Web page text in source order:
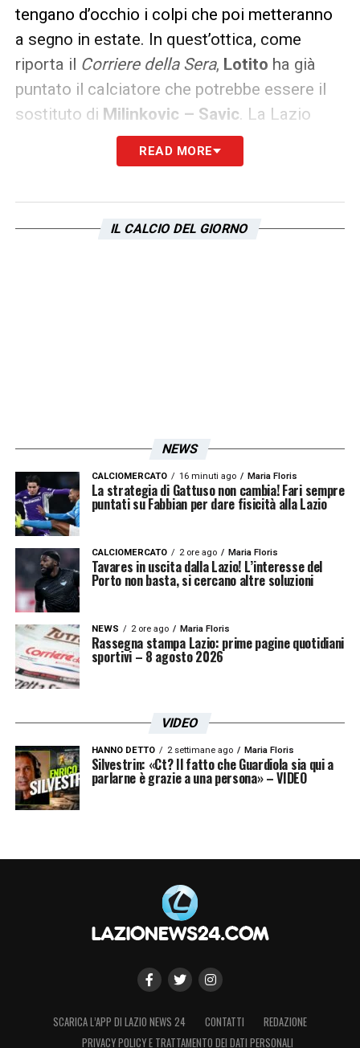
tengano d’occhio i colpi che poi metteranno
a segno in estate. In quest’ottica, come
riporta il Corriere della Sera, Lotito ha già
puntato il calciatore che potrebbe essere il
sostituto di Milinkovic – Savic. La Lazio
infatti dovrà prepararsi all’assalto di grandi
club per il serbo ma ha già l’idea di chi
questa stagione con la maglia dell’Atalanta
dovesse essere ceduto avrebbe un bel
tesoretto (intorno ai60 milioni ) da
reinvestire sul mercato e potrebbe
acquistare quindiCristante intorno ai 20,
soluzione che farebbe guadagnare 15 milioni
all’Atalanta di Percassi. Certo è che se il
centrocampista dovesse continuare su
questi ritmi per tutto il campionato ci sarà da
battere anche la concorrenza, magari di club
LA PLAYLIST DELLE NOSTRE TOP NEWS
READ MORE
IL CALCIO DEL GIORNO
NEWS
CALCIOMERCATO 16 minuti ago Maria Floris
La strategia di Gattuso non cambia! Fari sempre
puntati su Fabbian per dare fisicità alla Lazio
CALCIOMERCATO 2 ore ago Maria Floris
Tavares in uscita dalla Lazio! L’interesse del
Porto non basta, si cercano altre soluzioni
NEWS 2 ore ago Maria Floris
Rassegna stampa Lazio: prime pagine quotidiani
sportivi – 8 agosto 2026
VIDEO
HANNO DETTO 2 settimane ago Maria Floris
Silvestrin: «Ct? Il fatto che Guardiola sia qui a
parlarne è grazie a una persona» – VIDEO
SCARICA L’APP DI LAZIO NEWS 24 CONTATTI
REDAZIONE
PRIVACY POLICY E TRATTAMENTO DEI DATI PERSONALI